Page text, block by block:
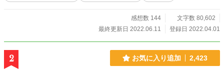
感想数 144
文字数 80,602
最終更新日 2022.06.11
登録日 2022.04.01
2 お気に入り追加 2,423